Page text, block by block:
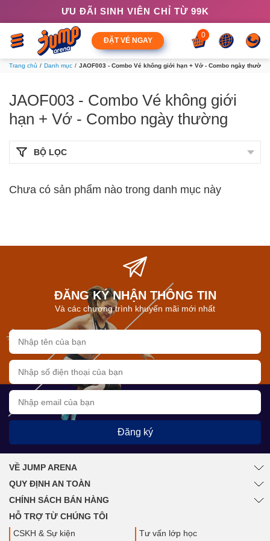
ƯU ĐÃI SINH VIÊN CHỈ TỪ 99K
ĐẶT VÉ NGAY
0
Trang chủ Danh mục JAOF003 - Combo Vé không giới hạn + Vớ - Combo ngày thường
JAOF003 - Combo Vé không giới
hạn + Vớ - Combo ngày thường
BỘ LỌC
Chưa có sản phẩm nào trong danh mục này
ĐĂNG KÝ NHẬN THÔNG TIN
Và các chương trình khuyến mãi mới nhất
Đăng ký
VỀ JUMP ARENA
QUY ĐỊNH AN TOÀN
CHÍNH SÁCH BÁN HÀNG
HỖ TRỢ TỪ CHÚNG TÔI
CSKH & Sự kiện
Tư vấn lớp học